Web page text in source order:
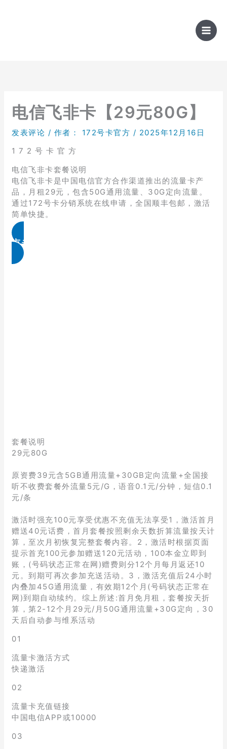
电信飞非卡【29元80G】
发表评论 / 作者： 172号卡官方 / 2025年12月16日
1 7 2 号 卡 官 方
电信飞非卡套餐说明
电信飞非卡是中国电信官方合作渠道推出的流量卡产
品，月租29元，包含50G通用流量、30G定向流量。
通过172号卡分销系统在线申请，全国顺丰包邮，激活
简单快捷。
点击免费领取
套餐说明
29元80G
原资费39元含5GB通用流量+30GB定向流量+全国接
听不收费套餐外流量5元/G，语音0.1元/分钟，短信0.1
元/条
激活时强充100元享受优惠不充值无法享受1，激活首月
赠送40元话费，首月套餐按照剩余天数折算流量按天计
算，至次月初恢复完整套餐内容。2，激活时根据页面
提示首充100元参加赠送120元活动，100本金立即到
账，(号码状态正常在网)赠费则分12个月每月返还10
元。到期可再次参加充送活动。3，激活充值后24小时
内叠加45G通用流量，有效期12个月(号码状态正常在
网)到期自动续约。综上所述:首月免月租，套餐按天折
算，第2-12个月29元/月50G通用流量+30G定向，30
天后自动参与维系活动
01
流量卡激活方式
快递激活
02
流量卡充值链接
中国电信APP或10000
03